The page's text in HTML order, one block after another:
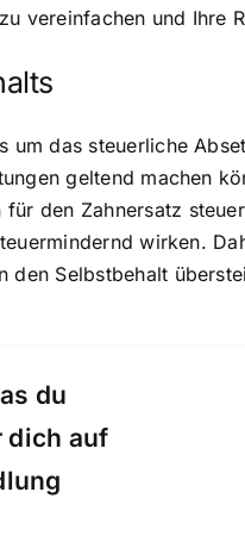
vereinfachen und Ihre
um das steuerliche
geltend machen
den Zahnersatz
wirken.
Selbstbehalt
du
dich auf